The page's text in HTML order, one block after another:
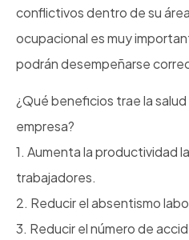
conflictivos dentro de su
ocupacional es muy
podrán desempeñarse
¿Qué beneficios trae la
empresa?
1. Aumenta la productividad
trabajadores.
2. Reducir el absentismo
3. Reducir el número de